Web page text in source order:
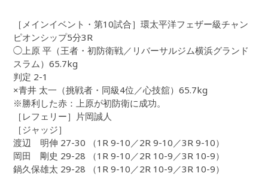
［メインイベント・第10試合］環太平洋フェザー級チャン
ピオンシップ5分3R
◯上原 平（王者・初防衛戦／リバーサルジム横浜グランド
スラム）65.7kg
判定 2-1
×青井 太一（挑戦者・同級4位／心技舘）65.7kg
※勝利した赤：上原が初防衛に成功。
［レフェリー］片岡誠人
［ジャッジ］
渡辺 明伸 27-30 （1R 9-10／2R 9-10／3R 9-10）
岡田 剛史 29-28 （1R 9-10／2R 10-9／3R 10-9）
鍋久保雄太 29-28 （1R 9-10／2R 10-9／3R 10-9）